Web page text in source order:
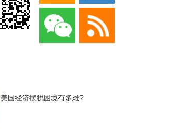
美国经济摆脱困境有多难?